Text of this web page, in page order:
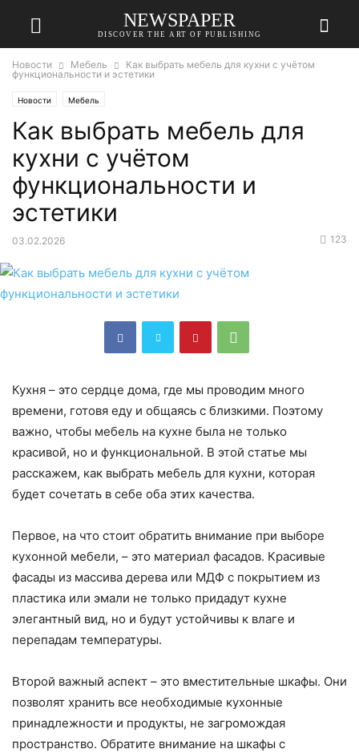
NEWSPAPER
DISCOVER THE ART OF PUBLISHING
Новости Мебель
Как выбрать мебель для кухни с учётом
функциональности и эстетики
Новости Мебель
Как выбрать мебель для
кухни с учётом
функциональности и
эстетики
03.02.2026 123
Кухня – это сердце дома, где мы проводим много
времени, готовя еду и общаясь с близкими. Поэтому
важно, чтобы мебель на кухне была не только
красивой, но и функциональной. В этой статье мы
расскажем, как выбрать мебель для кухни, которая
будет сочетать в себе оба этих качества.
Первое, на что стоит обратить внимание при выборе
кухонной мебели, – это материал фасадов. Красивые
фасады из массива дерева или МДФ с покрытием из
пластика или эмали не только придадут кухне
элегантный вид, но и будут устойчивы к влаге и
перепадам температуры.
Второй важный аспект – это вместительные шкафы. Они
позволят хранить все необходимые кухонные
принадлежности и продукты, не загромождая
пространство. Обратите внимание на шкафы с